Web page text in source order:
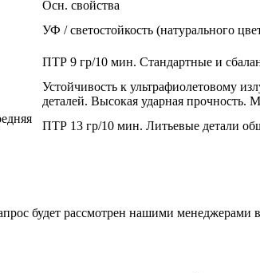
Осн. свойства
УФ / светостойкость (натурального
ПТР 9 гр/10 мин. Стандартные и
Устойчивость к ультрафиолетовому
деталей. Высокая ударная прочность.
ПТР 13 гр/10 мин. Литьевые детали
будет рассмотрен нашими менеджерами